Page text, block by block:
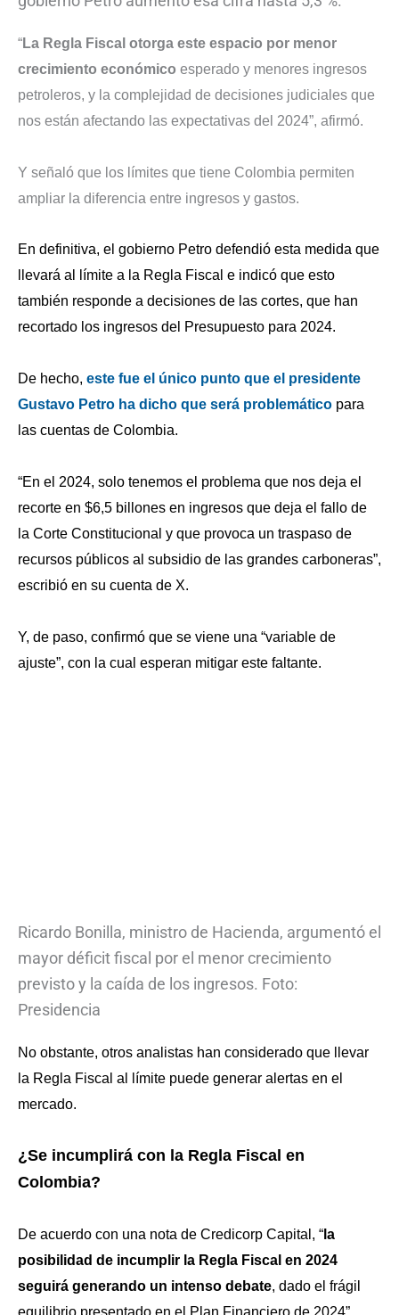
“La Regla Fiscal otorga este espacio por menor
crecimiento económico esperado y menores ingresos
petroleros, y la complejidad de decisiones judiciales que
nos están afectando las expectativas del 2024”, afirmó.
Y señaló que los límites que tiene Colombia permiten
ampliar la diferencia entre ingresos y gastos.
En definitiva, el gobierno Petro defendió esta medida que
llevará al límite a la Regla Fiscal e indicó que esto
también responde a decisiones de las cortes, que han
recortado los ingresos del Presupuesto para 2024.
De hecho, este fue el único punto que el presidente
Gustavo Petro ha dicho que será problemático para
las cuentas de Colombia.
“En el 2024, solo tenemos el problema que nos deja el
recorte en $6,5 billones en ingresos que deja el fallo de
la Corte Constitucional y que provoca un traspaso de
recursos públicos al subsidio de las grandes carboneras”,
escribió en su cuenta de X.
Y, de paso, confirmó que se viene una “variable de
ajuste”, con la cual esperan mitigar este faltante.
Ricardo Bonilla, ministro de Hacienda, argumentó el
mayor déficit fiscal por el menor crecimiento
previsto y la caída de los ingresos. Foto:
Presidencia
No obstante, otros analistas han considerado que llevar
la Regla Fiscal al límite puede generar alertas en el
mercado.
¿Se incumplirá con la Regla Fiscal en
Colombia?
De acuerdo con una nota de Credicorp Capital, “ la
posibilidad de incumplir la Regla Fiscal en 2024
seguirá generando un intenso debate, dado el frágil